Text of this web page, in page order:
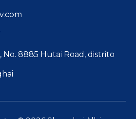
No. 8885 Hutai Road, distrito